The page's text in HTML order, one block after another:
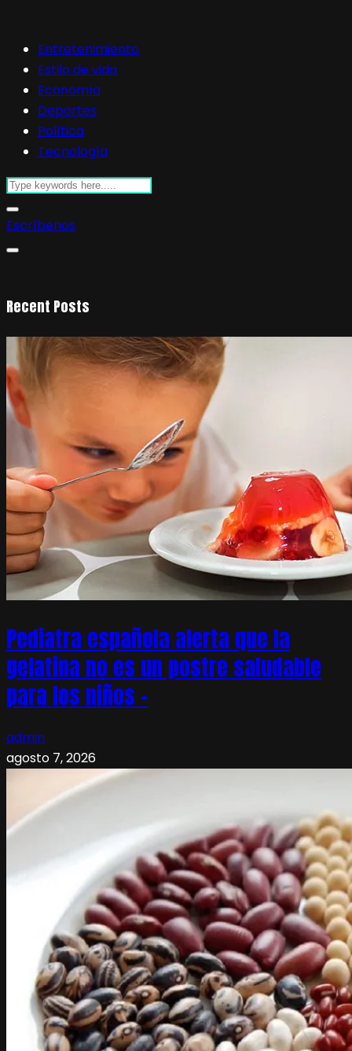
Entretenimiento
Estilo de vida
Economía
Deportes
Política
Tecnología
Escríbenos
Recent Posts
Pediatra española alerta que la
gelatina no es un postre saludable
para los niños –
admin
agosto 7, 2026